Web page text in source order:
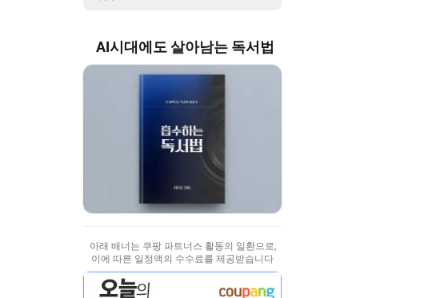
AI시대에도 살아남는 독서법
아래 배너는 쿠팡 파트너스 활동의 일환으로,
이에 따른 일정액의 수수료를 제공받습니다